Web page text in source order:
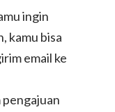
ingin
kamu bisa
email ke
pengajuan